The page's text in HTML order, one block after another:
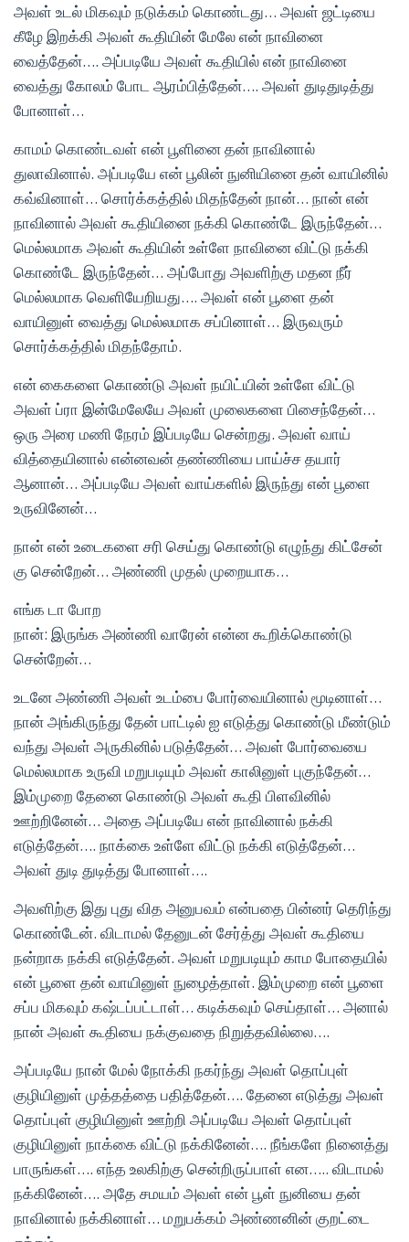
அவள் உடல் மிகவும் நடுக்கம் கொண்டது… அவள் ஜட்டியை
கீழே இறக்கி அவள் கூதியின் மேலே என் நாவினை
வைத்தேன்…. அப்படியே அவள் கூதியில் என் நாவினை
வைத்து கோலம் போட ஆரம்பித்தேன்…. அவள் துடிதுடித்து
போனாள்…
காமம் கொண்டவள் என் பூளினை தன் நாவினால்
துலாவினால். அப்படியே என் பூலின் நுனியினை தன் வாயினில்
கவ்வினாள்… சொர்க்கத்தில் மிதந்தேன் நான்… நான் என்
நாவினால் அவள் கூதியினை நக்கி கொண்டே இருந்தேன்…
மெல்லமாக அவள் கூதியின் உள்ளே நாவினை விட்டு நக்கி
கொண்டே இருந்தேன்… அப்போது அவளிற்கு மதன நீர்
மெல்லமாக வெளியேறியது…. அவள் என் பூளை தன்
வாயினுள் வைத்து மெல்லமாக சப்பினாள்… இருவரும்
சொர்க்கத்தில் மிதந்தோம்.
என் கைகளை கொண்டு அவள் நயிட்யின் உள்ளே விட்டு
அவள் ப்ரா இன்மேலேயே அவள் முலைகளை பிசைந்தேன்…
ஒரு அரை மணி நேரம் இப்படியே சென்றது. அவள் வாய்
வித்தையினால் என்னவன் தண்ணியை பாய்ச்ச தயார்
ஆனான்… அப்படியே அவள் வாய்களில் இருந்து என் பூளை
உருவினேன்…
நான் என் உடைகளை சரி செய்து கொண்டு எழுந்து கிட்சேன்
கு சென்றேன்… அண்ணி முதல் முறையாக…
எங்க டா போற
நான்: இருங்க அண்ணி வாரேன் என்ன கூறிக்கொண்டு
சென்றேன்…
உடனே அண்ணி அவள் உடம்பை போர்வையினால் மூடினாள்…
நான் அங்கிருந்து தேன் பாட்டில் ஐ எடுத்து கொண்டு மீண்டும்
வந்து அவள் அருகினில் படுத்தேன்… அவள் போர்வையை
மெல்லமாக உருவி மறுபடியும் அவள் காலினுள் புகுந்தேன்…
இம்முறை தேனை கொண்டு அவள் கூதி பிளவினில்
ஊற்றினேன்… அதை அப்படியே என் நாவினால் நக்கி
எடுத்தேன்…. நாக்கை உள்ளே விட்டு நக்கி எடுத்தேன்…
அவள் துடி துடித்து போனாள்….
அவளிற்கு இது புது வித அனுபவம் என்பதை பின்னர் தெரிந்து
கொண்டேன். விடாமல் தேனுடன் சேர்த்து அவள் கூதியை
நன்றாக நக்கி எடுத்தேன். அவள் மறுபடியும் காம போதையில்
என் பூளை தன் வாயினுள் நுழைத்தாள். இம்முறை என் பூளை
சப்ப மிகவும் கஷ்டப்பட்டாள்… கடிக்கவும் செய்தாள்… அனால்
நான் அவள் கூதியை நக்குவதை நிறுத்தவில்லை….
அப்படியே நான் மேல் நோக்கி நகர்ந்து அவள் தொப்புள்
குழியினுள் முத்தத்தை பதித்தேன்…. தேனை எடுத்து அவள்
தொப்புள் குழியினுள் ஊற்றி அப்படியே அவள் தொப்புள்
குழியினுள் நாக்கை விட்டு நக்கினேன்…. நீங்களே நினைத்து
பாருங்கள்…. எந்த உலகிற்கு சென்றிருப்பாள் என….. விடாமல்
நக்கினேன்…. அதே சமயம் அவள் என் பூள் நுனியை தன்
நாவினால் நக்கினாள்… மறுபக்கம் அண்ணனின் குறட்டை